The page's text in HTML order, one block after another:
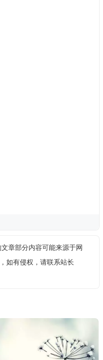
章部分内容可能来源于网
如有侵权，请联系站长